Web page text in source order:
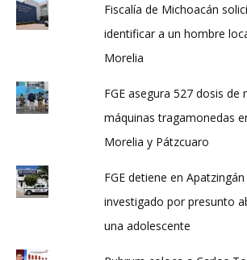
Fiscalía de Michoacán
identificar a un hombre
Morelia
FGE asegura 527 dosis
máquinas tragamonedas
Morelia y Pátzcuaro
FGE detiene en
investigado por presunto
una adolescente